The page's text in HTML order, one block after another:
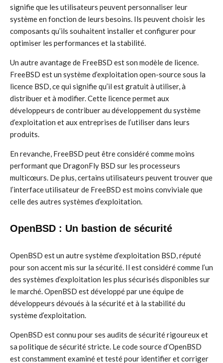
signifie que les utilisateurs peuvent personnaliser leur
système en fonction de leurs besoins. Ils peuvent choisir les
composants qu’ils souhaitent installer et configurer pour
optimiser les performances et la stabilité.
Un autre avantage de FreeBSD est son modèle de licence.
FreeBSD est un système d’exploitation open-source sous la
licence BSD, ce qui signifie qu’il est gratuit à utiliser, à
distribuer et à modifier. Cette licence permet aux
développeurs de contribuer au développement du système
d’exploitation et aux entreprises de l’utiliser dans leurs
produits.
En revanche, FreeBSD peut être considéré comme moins
performant que DragonFly BSD sur les processeurs
multicœurs. De plus, certains utilisateurs peuvent trouver que
l’interface utilisateur de FreeBSD est moins conviviale que
celle des autres systèmes d’exploitation.
OpenBSD : Un bastion de sécurité
OpenBSD est un autre système d’exploitation BSD, réputé
pour son accent mis sur la sécurité. Il est considéré comme l’un
des systèmes d’exploitation les plus sécurisés disponibles sur
le marché. OpenBSD est développé par une équipe de
développeurs dévoués à la sécurité et à la stabilité du
système d’exploitation.
OpenBSD est connu pour ses audits de sécurité rigoureux et
sa politique de sécurité stricte. Le code source d’OpenBSD
est constamment examiné et testé pour identifier et corriger